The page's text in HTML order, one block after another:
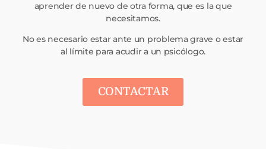
aprender de nuevo de otra forma, que es la que
necesitamos.
No es necesario estar ante un problema grave o estar
al límite para acudir a un psicólogo.
CONTACTAR